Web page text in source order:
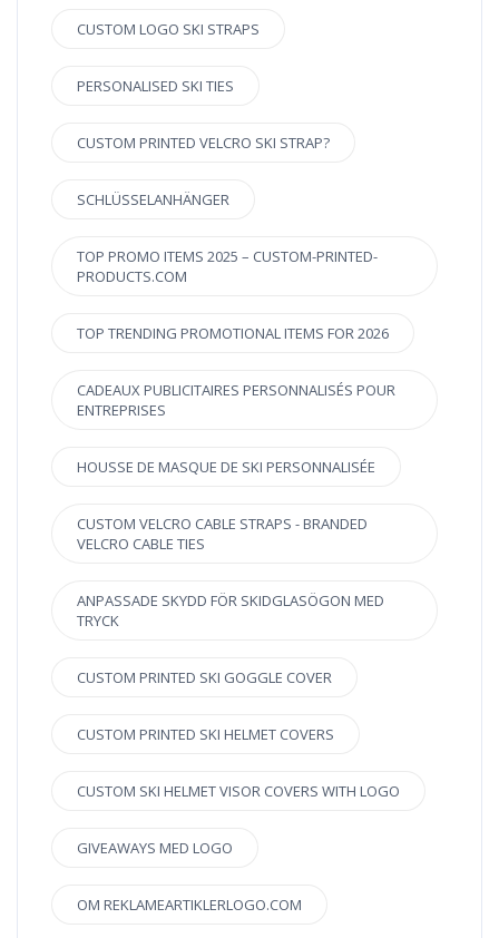
CUSTOM LOGO SKI STRAPS
PERSONALISED SKI TIES
CUSTOM PRINTED VELCRO SKI STRAP?
SCHLÜSSELANHÄNGER
TOP PROMO ITEMS 2025 – CUSTOM-PRINTED-
PRODUCTS.COM
TOP TRENDING PROMOTIONAL ITEMS FOR 2026
CADEAUX PUBLICITAIRES PERSONNALISÉS POUR
ENTREPRISES
HOUSSE DE MASQUE DE SKI PERSONNALISÉE
CUSTOM VELCRO CABLE STRAPS - BRANDED
VELCRO CABLE TIES
ANPASSADE SKYDD FÖR SKIDGLASÖGON MED
TRYCK
CUSTOM PRINTED SKI GOGGLE COVER
CUSTOM PRINTED SKI HELMET COVERS
CUSTOM SKI HELMET VISOR COVERS WITH LOGO
GIVEAWAYS MED LOGO
OM REKLAMEARTIKLERLOGO.COM